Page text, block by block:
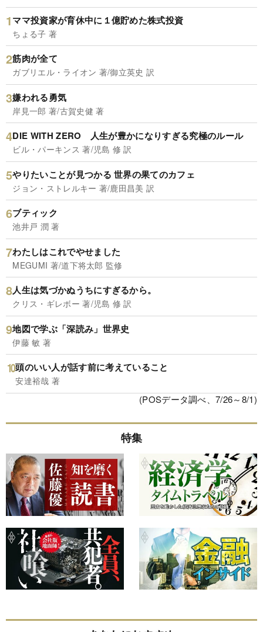
ママ投資家が育休中に１億貯めた株式投資
ちょる子 著
筋肉が全て
ガブリエル・ライオン 著/御立英史 訳
嫌われる勇気
岸見一郎 著/古賀史健 著
DIE WITH ZERO 人生が豊かになりすぎる究極のルール
ビル・パーキンス 著/児島 修 訳
やりたいことが見つかる 世界の果てのカフェ
ジョン・ストレルキー 著/鹿田昌美 訳
ブティック
池井戸 潤 著
わたしはこれでやせました
MEGUMI 著/道下将太郎 監修
人生は気づかぬうちにすぎるから。
クリス・ギレボー 著/児島 修 訳
地図で学ぶ「深読み」世界史
伊藤 敏 著
頭のいい人が話す前に考えていること
安達裕哉 著
(POSデータ調べ、7/26～8/1)
特集